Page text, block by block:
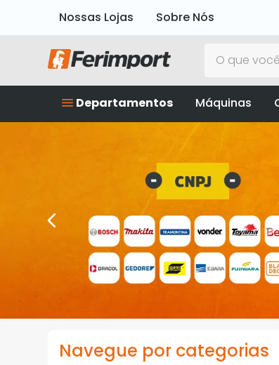
Nossas Lojas Sobre Nós
Departamentos Máquinas
Navegue por categorias